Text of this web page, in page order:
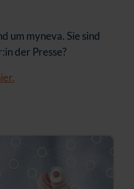
um myneva. Sie sind
der Presse?